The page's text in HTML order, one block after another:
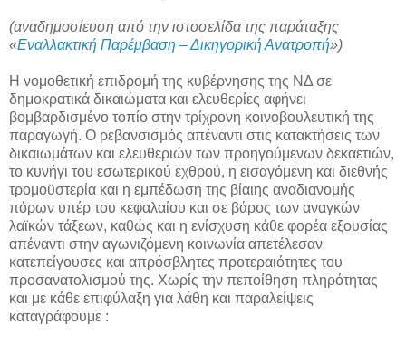
(αναδημοσίευση από την ιστοσελίδα της παράταξης
«Εναλλακτική Παρέμβαση – Δικηγορική Ανατροπή»)
Η νομοθετική επιδρομή της κυβέρνησης της ΝΔ σε
δημοκρατικά δικαιώματα και ελευθερίες αφήνει
βομβαρδισμένο τοπίο στην τρίχρονη κοινοβουλευτική της
παραγωγή. Ο ρεβανσισμός απέναντι στις κατακτήσεις των
δικαιωμάτων και ελευθεριών των προηγούμενων δεκαετιών,
το κυνήγι του εσωτερικού εχθρού, η εισαγόμενη και διεθνής
τρομοϋστερία και η εμπέδωση της βίαιης αναδιανομής
πόρων υπέρ του κεφαλαίου και σε βάρος των αναγκών
λαϊκών τάξεων, καθώς και η ενίσχυση κάθε φορέα εξουσίας
απέναντι στην αγωνιζόμενη κοινωνία απετέλεσαν
κατεπείγουσες και απρόσβλητες προτεραιότητες του
προσανατολισμού της. Χωρίς την πεποίθηση πληρότητας
και με κάθε επιφύλαξη για λάθη και παραλείψεις
καταγράφουμε :